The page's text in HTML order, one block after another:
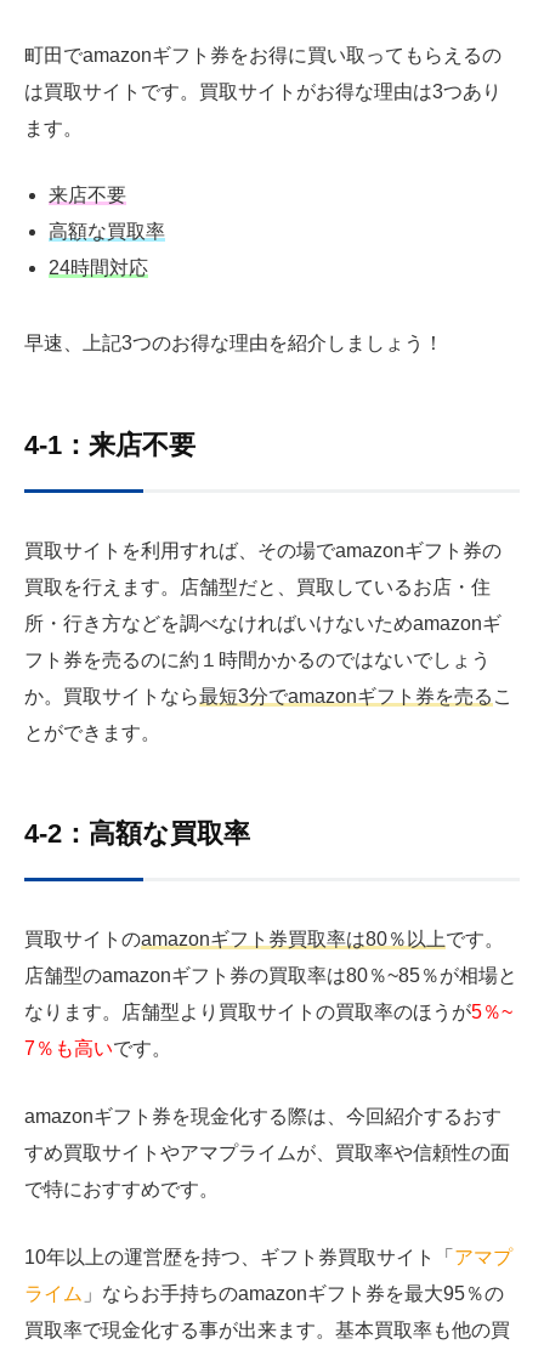
町田でamazonギフト券をお得に買い取ってもらえるの
は買取サイトです。買取サイトがお得な理由は3つあり
ます。
来店不要
高額な買取率
24時間対応
早速、上記3つのお得な理由を紹介しましょう！
4-1：来店不要
買取サイトを利用すれば、その場でamazonギフト券の
買取を行えます。店舗型だと、買取しているお店・住
所・行き方などを調べなければいけないためamazonギ
フト券を売るのに約１時間かかるのではないでしょう
か。買取サイトなら最短3分でamazonギフト券を売る こ
とができます。
4-2：高額な買取率
買取サイトのamazonギフト券買取率は80％以上です。
店舗型のamazonギフト券の買取率は80％~85％が相場と
なります。店舗型より買取サイトの買取率のほうが5％~
7％も高いです。
amazonギフト券を現金化する際は、今回紹介するおす
すめ買取サイトやアマプライムが、買取率や信頼性の面
で特におすすめです。
10年以上の運営歴を持つ、ギフト券買取サイト「 アマプ
ライム 」ならお手持ちのamazonギフト券を最大95％の
買取率で現金化する事が出来ます。基本買取率も他の買